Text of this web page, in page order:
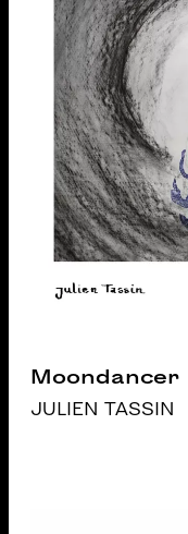
Moondancer
JULIEN TASSIN